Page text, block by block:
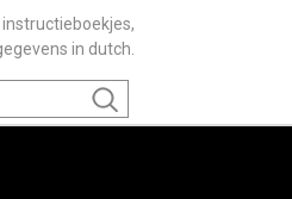
in dutch.